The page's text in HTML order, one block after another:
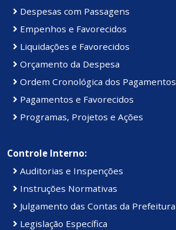
Despesas com Passagens
Empenhos e Favorecidos
Liquidações e Favorecidos
Orçamento da Despesa
Ordem Cronológica dos Pagamentos
Pagamentos e Favorecidos
Programas, Projetos e Ações
Controle Interno:
Auditorias e Inspenções
Instruções Normativas
Julgamento das Contas da Prefeitura
Legislação Específica